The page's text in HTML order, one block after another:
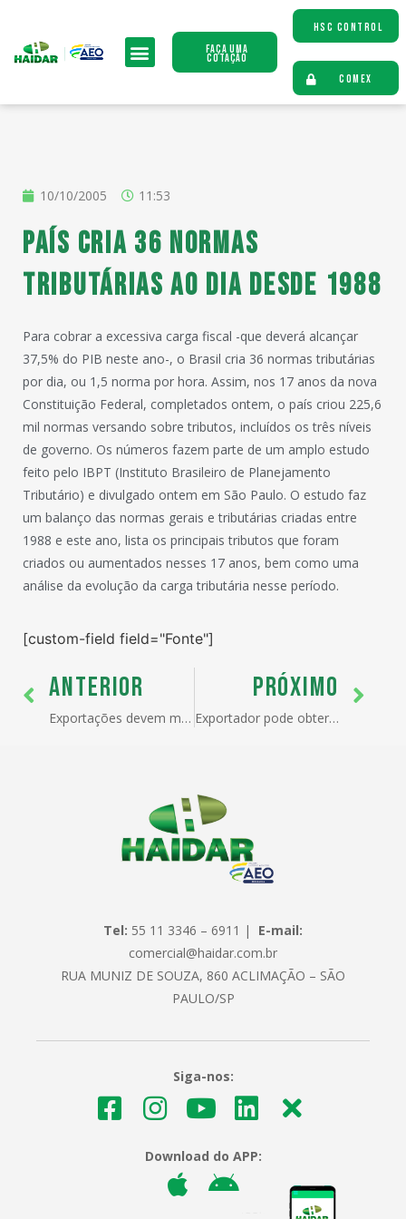
Faça uma
Cotação
HSC CONTROL
COMEX
10/10/2005 11:53
País cria 36 normas
tributárias ao dia desde 1988
Para cobrar a excessiva carga fiscal -que deverá alcançar
37,5% do PIB neste ano-, o Brasil cria 36 normas tributárias
por dia, ou 1,5 norma por hora. Assim, nos 17 anos da nova
Constituição Federal, completados ontem, o país criou 225,6
mil normas versando sobre tributos, incluídos os três níveis
de governo. Os números fazem parte de um amplo estudo
feito pelo IBPT (Instituto Brasileiro de Planejamento
Tributário) e divulgado ontem em São Paulo. O estudo faz
um balanço das normas gerais e tributárias criadas entre
1988 e este ano, lista os principais tributos que foram
criados ou aumentados nesses 17 anos, bem como uma
análise da evolução da carga tributária nesse período.
[custom-field field="Fonte"]
ANTERIOR
Exportações devem manter patamar alto
PRÓXIMO
Exportador pode obter informações sobre normas internacionais pela internet
Tel: 55 11 3346 – 6911 | E-mail:
comercial@haidar.com.br
RUA MUNIZ DE SOUZA, 860 ACLIMAÇÃO – SÃO
PAULO/SP
Siga-nos:
Download do APP: